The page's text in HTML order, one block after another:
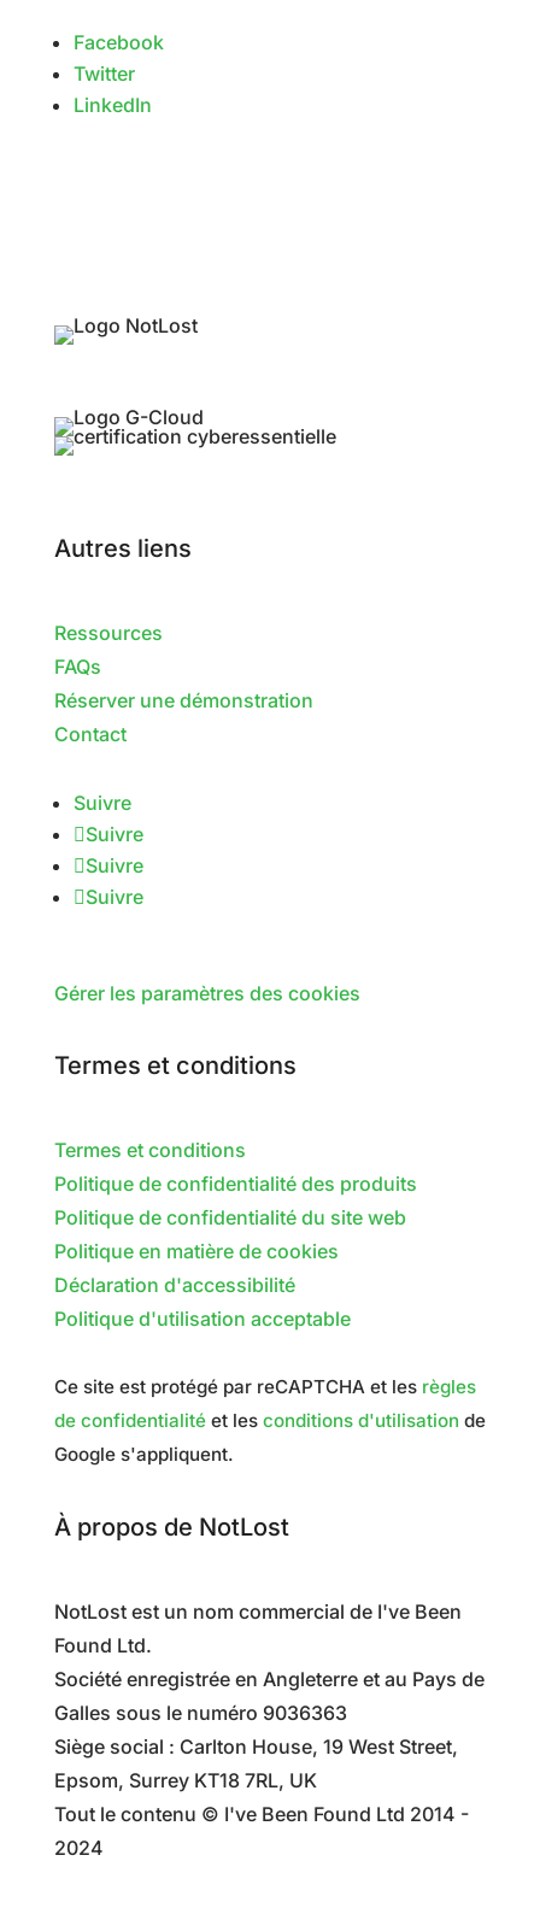
Facebook
Twitter
LinkedIn
Autres liens
Ressources
FAQs
Réserver une démonstration
Contact
Suivre
Suivre
Suivre
Suivre
Gérer les paramètres des cookies
Termes et conditions
Termes et conditions
Politique de confidentialité des produits
Politique de confidentialité du site web
Politique en matière de cookies
Déclaration d'accessibilité
Politique d'utilisation acceptable
Ce site est protégé par reCAPTCHA et les règles
de confidentialitéet les conditions d'utilisation de
Google s'appliquent.
À propos de NotLost
NotLost est un nom commercial de I've Been
Found Ltd.
Société enregistrée en Angleterre et au Pays de
Galles sous le numéro 9036363
Siège social : Carlton House, 19 West Street,
Epsom, Surrey KT18 7RL, UK
Tout le contenu © I've Been Found Ltd 2014 -
2024